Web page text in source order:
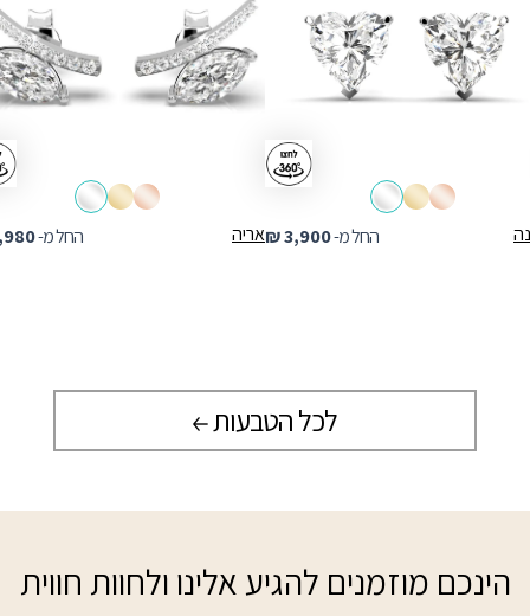
החל מ- אריה החל מ- ₪3,900
לכל הטבעות
הינכם מוזמנים להגיע אלינו ולחוות חווית